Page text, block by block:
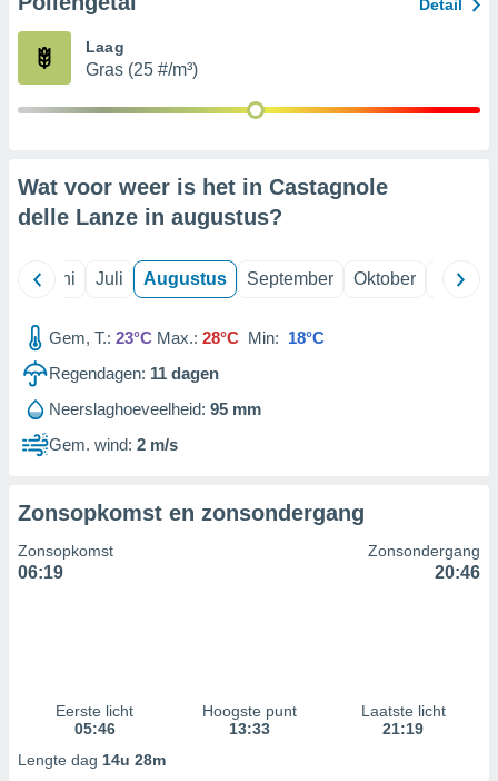
partners
Detail
Laag
Gras (25 #/m³)
Wat voor weer is het in Castagnole
delle Lanze in augustus?
Juni Juli Augustus September Oktober
Gem, T.: 23°C Max.: 28°C Min: 18°C
Regendagen: 11 dagen
Neerslaghoeveelheid: 95 mm
Gem. wind: 2 m/s
Zonsopkomst en zonsondergang
Zonsopkomst
06:19
Zonsondergang
20:46
Eerste licht
05:46
Hoogste punt
13:33
Laatste licht
21:19
Lengte dag 14u 28m